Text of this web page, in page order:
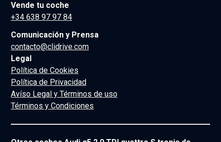
Vende tu coche
+34 638 97 97 84
Comunicación y Prensa
contacto@clidrive.com
Legal
Política de Cookies
Política de Privacidad
Avíso Legal y Términos de uso
Términos y Condiciones